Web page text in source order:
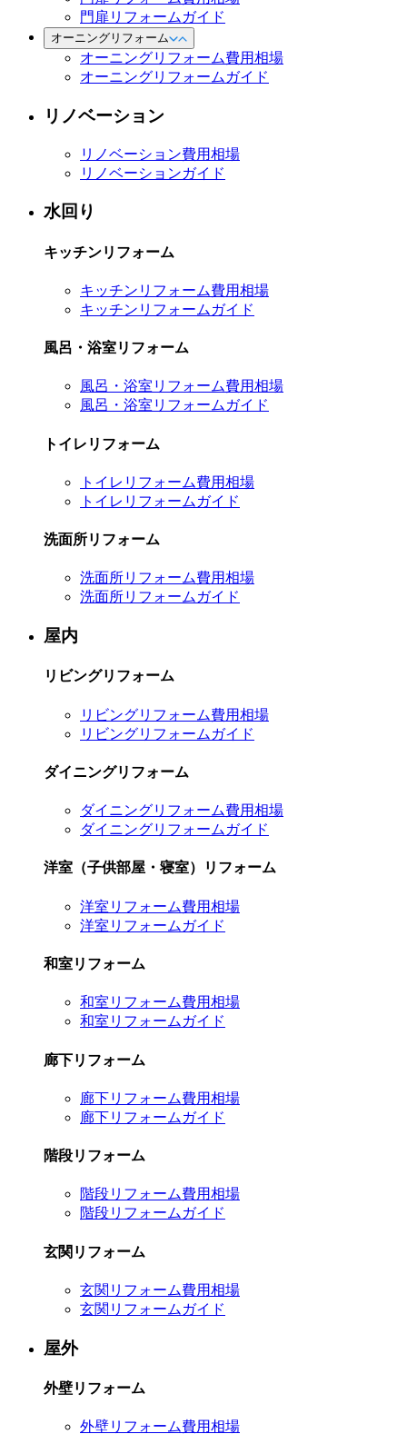
門扉リフォームガイド
オーニングリフォーム
オーニングリフォーム費用相場
オーニングリフォームガイド
リノベーション
リノベーション費用相場
リノベーションガイド
水回り
キッチンリフォーム
キッチンリフォーム費用相場
キッチンリフォームガイド
風呂・浴室リフォーム
風呂・浴室リフォーム費用相場
風呂・浴室リフォームガイド
トイレリフォーム
トイレリフォーム費用相場
トイレリフォームガイド
洗面所リフォーム
洗面所リフォーム費用相場
洗面所リフォームガイド
屋内
リビングリフォーム
リビングリフォーム費用相場
リビングリフォームガイド
ダイニングリフォーム
ダイニングリフォーム費用相場
ダイニングリフォームガイド
洋室（子供部屋・寝室）リフォーム
洋室リフォーム費用相場
洋室リフォームガイド
和室リフォーム
和室リフォーム費用相場
和室リフォームガイド
廊下リフォーム
廊下リフォーム費用相場
廊下リフォームガイド
階段リフォーム
階段リフォーム費用相場
階段リフォームガイド
玄関リフォーム
玄関リフォーム費用相場
玄関リフォームガイド
屋外
外壁リフォーム
外壁リフォーム費用相場